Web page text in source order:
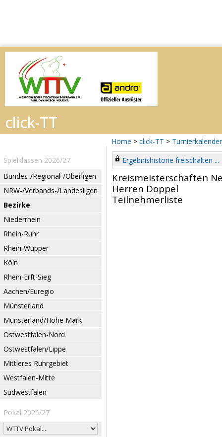
Home > click-TT > Turnierkalender
Spielklassen 2026/27
Bundes-/Regional-/Oberligen
NRW-/Verbands-/Landesligen
Bezirke
Niederrhein
Rhein-Ruhr
Rhein-Wupper
Köln
Rhein-Erft-Sieg
Aachen/Euregio
Münsterland
Münsterland/Hohe Mark
Ostwestfalen-Nord
Ostwestfalen/Lippe
Mittleres Ruhrgebiet
Westfalen-Mitte
Südwestfalen
Pokal 2026/27
Ergebnishistorie freischalten ...
Kreismeisterschaften
Herren Doppel
Teilnehmerliste